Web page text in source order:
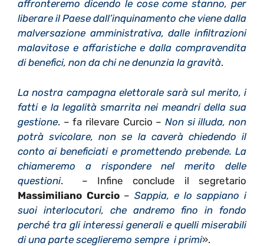
affronteremo dicendo le cose come stanno, per
liberare il Paese dall’inquinamento che viene dalla
malversazione amministrativa, dalle infiltrazioni
malavitose e affaristiche e dalla compravendita
di benefici, non da chi ne denunzia la gravità.
La nostra campagna elettorale sarà sul merito, i
fatti e la legalità smarrita nei meandri della sua
gestione. – fa rilevare Curcio – Non si illuda, non
potrà svicolare, non se la caverà chiedendo il
conto ai beneficiati e promettendo prebende. La
chiameremo a rispondere nel merito delle
questioni. – Infine conclude il segretario
Massimiliano Curcio–Sappia, e lo sappiano i
suoi interlocutori, che andremo fino in fondo
perché tra gli interessi generali e quelli miserabili
di una parte sceglieremo sempre i primi».